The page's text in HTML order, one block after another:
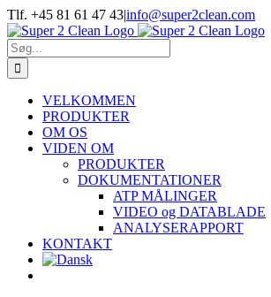
Skip
to
content
Tlf. +45 81 61 47 43|info@super2clean.com
Søg
efter:
VELKOMMEN
PRODUKTER
OM OS
VIDEN OM
PRODUKTER
DOKUMENTATIONER
ATP MÅLINGER
VIDEO og DATABLADE
ANALYSERAPPORT
KONTAKT